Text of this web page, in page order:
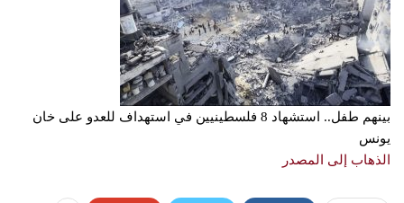
بينهم طفل.. استشهاد 8 فلسطينيين في استهداف للعدو على خان
يونس
الذهاب إلى المصدر